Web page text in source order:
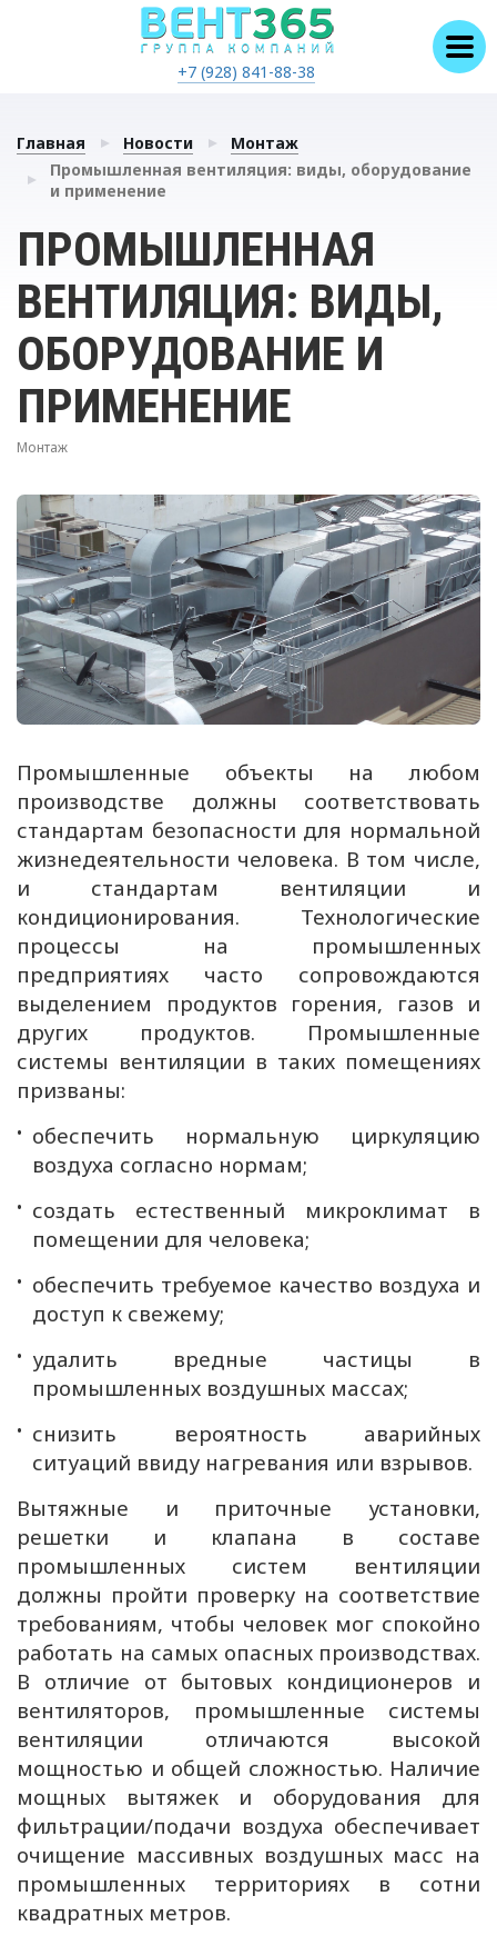
+7 (928) 841-88-38
Главная Новости
Монтаж
Промышленная вентиляция: виды, оборудование
и применение
ПРОМЫШЛЕННАЯ
ВЕНТИЛЯЦИЯ: ВИДЫ,
ОБОРУДОВАНИЕ И
ПРИМЕНЕНИЕ
Монтаж
Промышленные объекты на любом
производстве должны соответствовать
стандартам безопасности для нормальной
жизнедеятельности человека. В том числе,
и стандартам вентиляции и
кондиционирования. Технологические
процессы на промышленных
предприятиях часто сопровождаются
выделением продуктов горения, газов и
других продуктов. Промышленные
системы вентиляции в таких помещениях
призваны:
обеспечить нормальную циркуляцию
воздуха согласно нормам;
создать естественный микроклимат в
помещении для человека;
обеспечить требуемое качество воздуха и
доступ к свежему;
удалить вредные частицы в
промышленных воздушных массах;
снизить вероятность аварийных
ситуаций ввиду нагревания или взрывов.
Вытяжные и приточные установки,
решетки и клапана в составе
промышленных систем вентиляции
должны пройти проверку на соответствие
требованиям, чтобы человек мог спокойно
работать на самых опасных производствах.
В отличие от бытовых кондиционеров и
вентиляторов, промышленные системы
вентиляции отличаются высокой
мощностью и общей сложностью. Наличие
мощных вытяжек и оборудования для
фильтрации/подачи воздуха обеспечивает
очищение массивных воздушных масс на
промышленных территориях в сотни
квадратных метров.